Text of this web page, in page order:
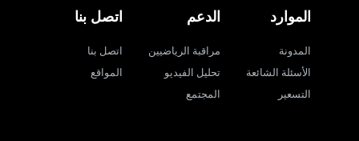
الموارد
المدونة
الأسئلة الشائعة
التسعير
الدعم
مراقبة الرياضيين
تحليل الفيديو
المجتمع
اتصل بنا
اتصل بنا
المواقع